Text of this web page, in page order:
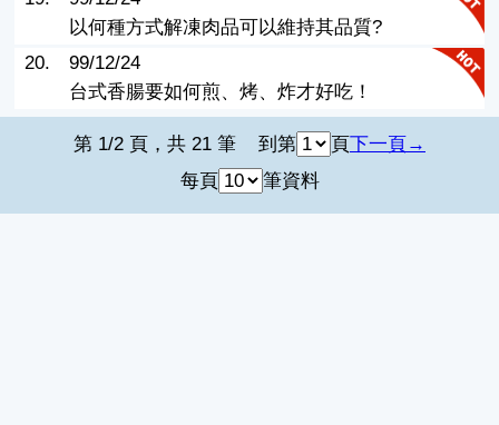
以何種方式解凍肉品可以維持其品質?
20.
99/12/24
台式香腸要如何煎、烤、炸才好吃！
第 1/2 頁，共 21 筆 到第 頁下一頁
每頁
筆資料